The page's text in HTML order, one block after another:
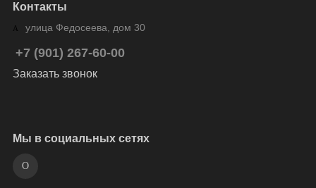
Контакты
улица Федосеева, дом 30
+7 (901) 267-60-00
Заказать звонок
Мы в социальных сетях